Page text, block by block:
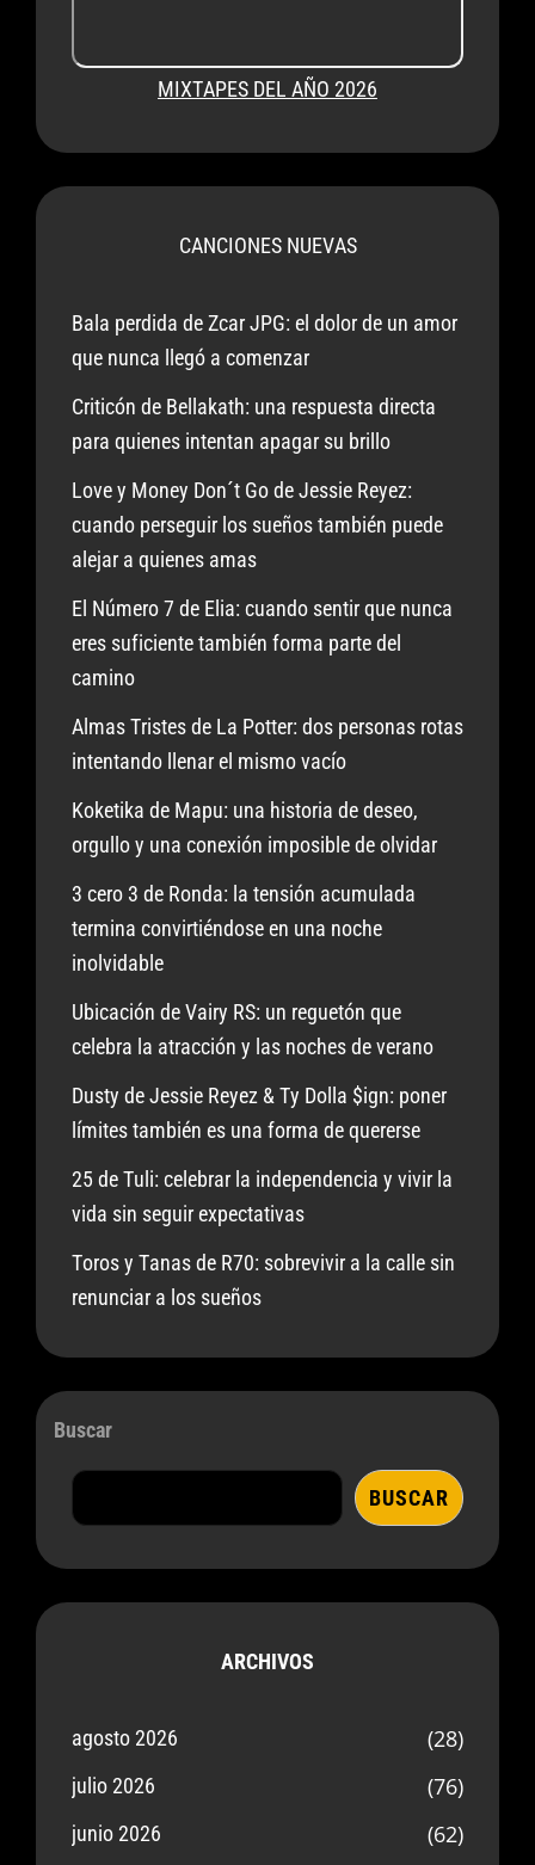
MIXTAPES DEL AÑO 2026
CANCIONES NUEVAS
Bala perdida de Zcar JPG: el dolor de un amor
que nunca llegó a comenzar
Criticón de Bellakath: una respuesta directa
para quienes intentan apagar su brillo
Love y Money Don´t Go de Jessie Reyez:
cuando perseguir los sueños también puede
alejar a quienes amas
El Número 7 de Elia: cuando sentir que nunca
eres suficiente también forma parte del
camino
Almas Tristes de La Potter: dos personas rotas
intentando llenar el mismo vacío
Koketika de Mapu: una historia de deseo,
orgullo y una conexión imposible de olvidar
3 cero 3 de Ronda: la tensión acumulada
termina convirtiéndose en una noche
inolvidable
Ubicación de Vairy RS: un reguetón que
celebra la atracción y las noches de verano
Dusty de Jessie Reyez & Ty Dolla $ign: poner
límites también es una forma de quererse
25 de Tuli: celebrar la independencia y vivir la
vida sin seguir expectativas
Toros y Tanas de R70: sobrevivir a la calle sin
renunciar a los sueños
Buscar
BUSCAR
ARCHIVOS
agosto 2026 (28)
julio 2026 (76)
junio 2026 (62)